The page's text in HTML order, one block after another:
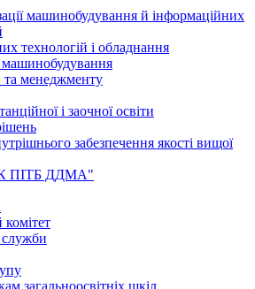
машинобудування й інформаційних
технологій і обладнання
машинобудування
та менеджменту
і заочної освіти
забезпечення якості вищої
ПІТБ ДДМА"
служби
загальноосвітніх шкіл